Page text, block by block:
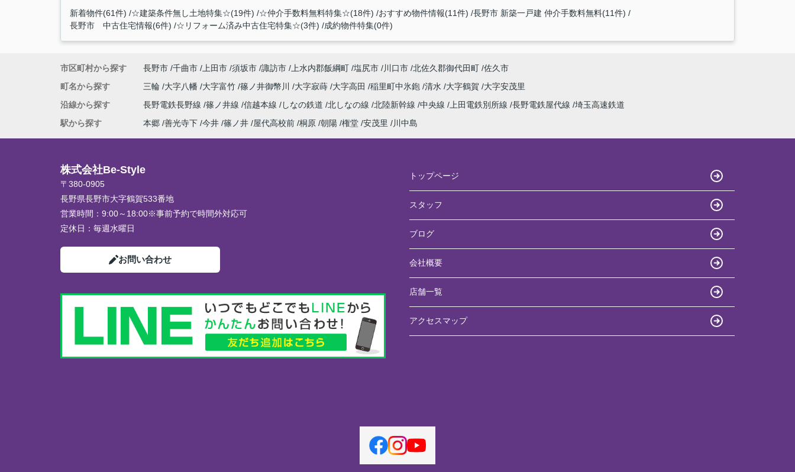
新着物件(61件) ☆建築条件無し土地特集☆(19件) ☆仲介手数料無料特集☆(18件) おすすめ物件情報(11件) 長野市 新築一戸建 仲介手数料無料(11件)
長野市 中古住宅情報(6件)
☆リフォーム済み中古住宅特集☆(3件) 成約物件特集(0件)
市区町村から探す 長野市 千曲市 上田市 須坂市 諏訪市 上水内郡飯綱町 塩尻市 川口市 北佐久郡御代田町 佐久市
町名から探す
三輪 大字八幡 大字富竹 篠ノ井御幣川 大字寂蒔 大字高田 稲里町中氷鉋 清水 大字鶴賀
大字安茂里
沿線から探す
長野電鉄長野線 篠ノ井線 信越本線 しなの鉄道 北しなの線 北陸新幹線 中央線 上田電鉄別所線 長野電鉄屋代線 埼玉高速鉄道
駅から探す
本郷 善光寺下 今井 篠ノ井 屋代高校前 桐原 朝陽 権堂 安茂里 川中島
株式会社Be-Style
〒380-0905
長野県長野市大字鶴賀533番地
営業時間： 9:00～18:00※事前予約で時間外対応可
定休日： 毎週水曜日
お問い合わせ
トップページ
スタッフ
ブログ
会社概要
店舗一覧
アクセスマップ